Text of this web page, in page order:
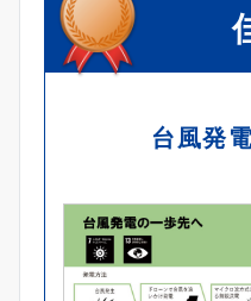
台風発